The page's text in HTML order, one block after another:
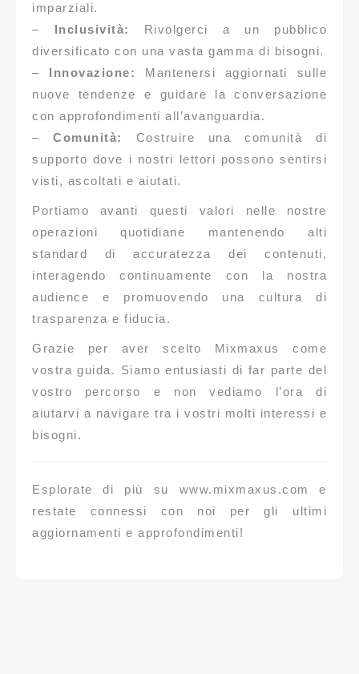
imparziali.
– Inclusività:
Rivolgerci a un pubblico
diversificato con una vasta gamma di bisogni.
– Innovazione:
Mantenersi aggiornati sulle
nuove tendenze e guidare la conversazione
con approfondimenti all’avanguardia.
–Comunità:
Costruire una comunità di
supporto dove i nostri lettori possono sentirsi
visti, ascoltati e aiutati.
Portiamo avanti questi valori nelle nostre
operazioni quotidiane mantenendo alti
standard di accuratezza dei contenuti,
interagendo continuamente con la nostra
audience e promuovendo una cultura di
trasparenza e fiducia.
Grazie per aver scelto Mixmaxus come
vostra guida. Siamo entusiasti di far parte del
vostro percorso e non vediamo l’ora di
aiutarvi a navigare tra i vostri molti interessi e
bisogni.
Esplorate di più su www.mixmaxus.com e
restate connessi con noi per gli ultimi
aggiornamenti e approfondimenti!